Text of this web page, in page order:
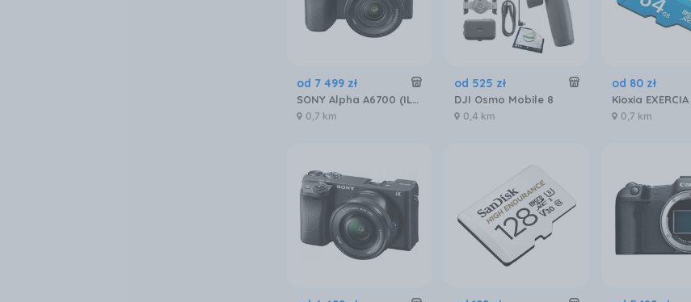
od 7 499 zł
SONY Alpha A6700 (ILCE6700KB.CEC) Czarny + Obiektyw 16-50 mm f/3.5 - 5.6 OSS II
0,7 km
od 525 zł
DJI Osmo Mobile 8
0,4 km
od 80 zł
0,7 km